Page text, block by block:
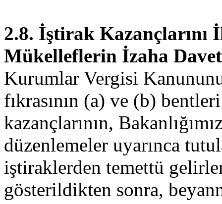
2.8. İştirak Kazançlarını
Mükelleflerin İzaha
Kurumlar Vergisi
fıkrasının (a) ve (b)
kazançlarının,
düzenlemeler uyarınca
iştiraklerden temettü
gösterildikten sonra,